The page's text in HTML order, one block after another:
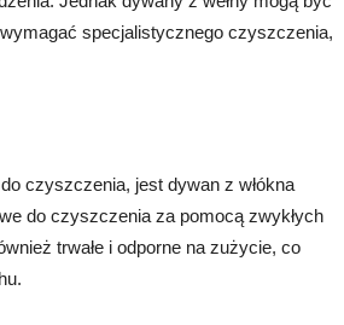
specjalistycznego czyszczenia,
czyszczenia, jest dywan z włókna
do czyszczenia za pomocą zwykłych
trwałe i odporne na zużycie, co